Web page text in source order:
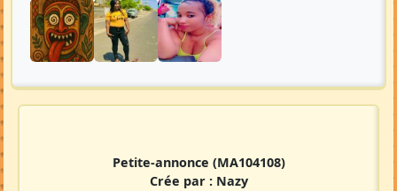
Petite-annonce (MA104108)
Crée par : Nazy